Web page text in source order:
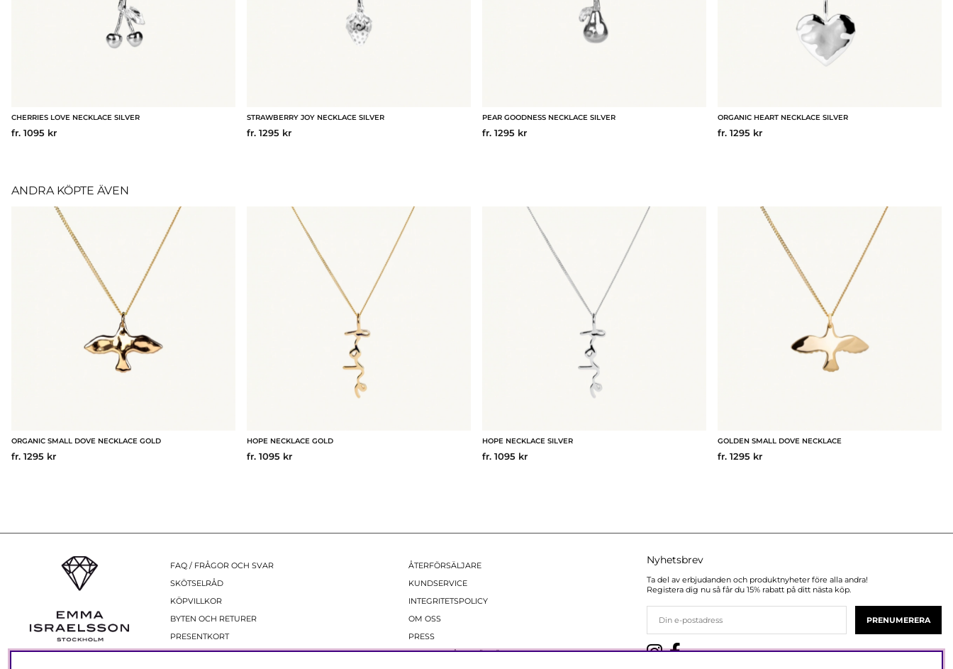
CHERRIES LOVE NECKLACE SILVER
fr. 1095 kr
STRAWBERRY JOY NECKLACE SILVER
fr. 1295 kr
PEAR GOODNESS NECKLACE SILVER
fr. 1295 kr
ORGANIC HEART NECKLACE SILVER
fr. 1295 kr
ANDRA KÖPTE ÄVEN
ORGANIC SMALL DOVE NECKLACE GOLD
fr. 1295 kr
HOPE NECKLACE GOLD
fr. 1095 kr
HOPE NECKLACE SILVER
fr. 1095 kr
GOLDEN SMALL DOVE NECKLACE
fr. 1295 kr
FAQ / FRÅGOR OCH SVAR
SKÖTSELRÅD
KÖPVILLKOR
BYTEN OCH RETURER
PRESENTKORT
ÅTERFÖRSÄLJARE
KUNDSERVICE
INTEGRITETSPOLICY
OM OSS
PRESS
BILDBANK ÅTERFÖRSÄLJARE
Nyhetsbrev
Ta del av erbjudanden och produktnyheter före alla andra!
Registera dig nu så får du 15% rabatt på ditt nästa köp.
PRENUMERERA